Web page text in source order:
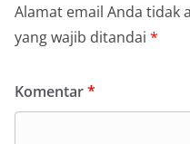
Alamat email Anda tidak
yang wajib ditandai *
Komentar*